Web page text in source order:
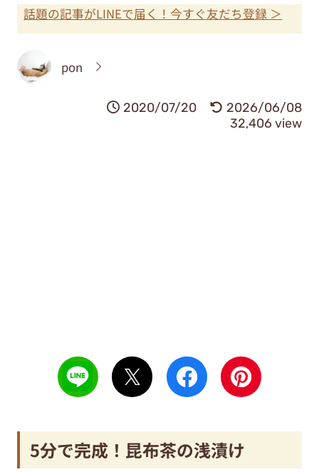
話題の記事がLINEで届く！今すぐ友だち登録 ＞
pon
2020/07/20
2026/06/08
32,406 view
5分で完成！昆布茶の浅漬け